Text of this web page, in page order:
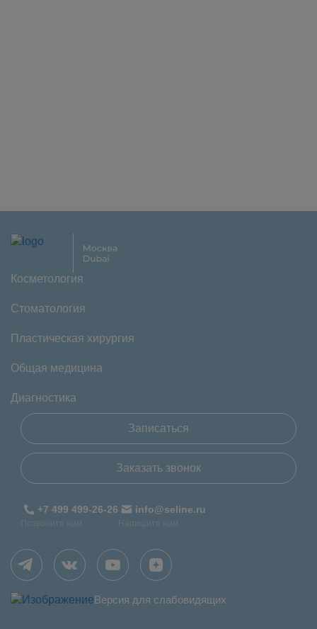
Косметология
Стоматология
Пластическая хирургия
Общая медицина
Диагностика
Записаться
Заказать звонок
+7 499 499-26-26
Позвоните нам
info@seline.ru
Напишите нам
Версия для слабовидящих